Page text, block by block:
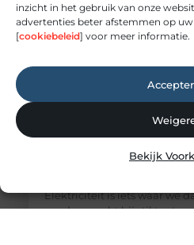
inzicht in het gebruik van onze
advertenties beter afstemmen op
[cookiebeleid] voor meer informatie.
Bekijk
Elektricien Amersfoort
Elektriciteit is iets waar we
zonder er echt bij stil te